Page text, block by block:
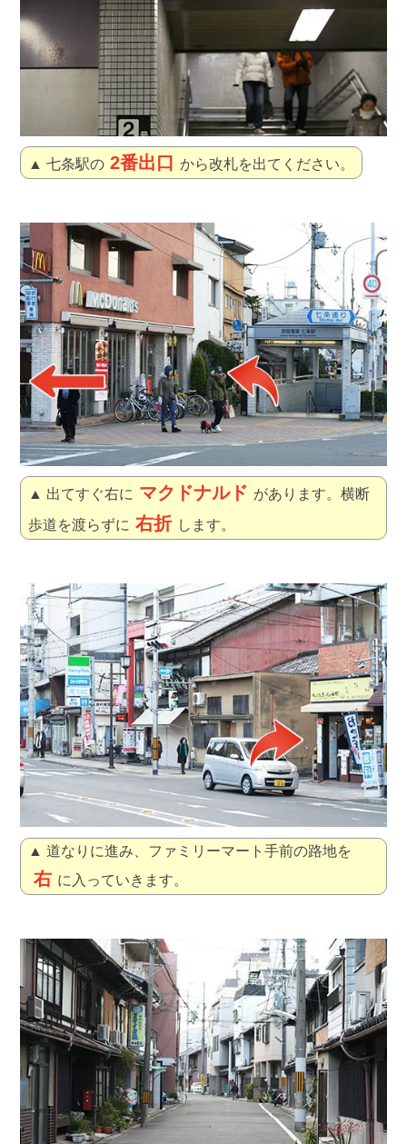
▲ 七条駅の 2番出口 から改札を出てください。
▲ 出てすぐ右に マクドナルド があります。横断
歩道を渡らずに 右折 します。
▲ 道なりに進み、ファミリーマート手前の路地を
右 に入っていきます。